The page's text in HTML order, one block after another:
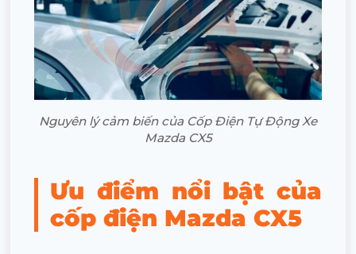
Nguyên lý cảm biến của Cốp Điện Tự Động Xe
Mazda CX5
Ưu điểm nổi bật của
cốp điện Mazda CX5